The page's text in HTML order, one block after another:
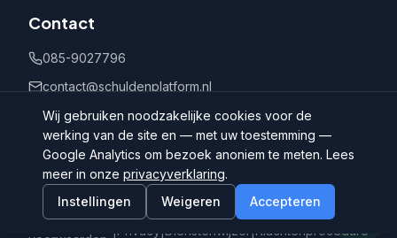
Contact
085-9027796
contact@schuldenplatform.nl
Postbus 802, 7400 AV Deventer
©
Schuldenplatform.nl
Algemene
|Privacy |Dienstenwijzer |Klachtenprocedure
Wij gebruiken noodzakelijke cookies voor de
werking van de site en — met uw toestemming —
Google Analytics om bezoek anoniem te meten. Lees
meer in onze privacyverklaring.
Instellingen
Weigeren Accepteren